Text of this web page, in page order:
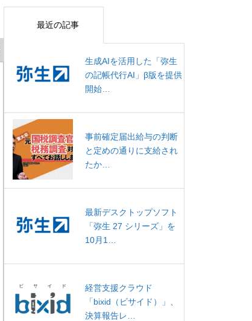
最近の記事
生成AIを活用した「弥生
の記帳代行AI」β版を提供
開始…
事前確定届出給与の判断
と定めの通りに支給され
たか…
最新デスクトップソフト
「弥生 27 シリーズ」を
10月1…
経営支援クラウド
「bixid（ビサイド）」、
決算報告レ…